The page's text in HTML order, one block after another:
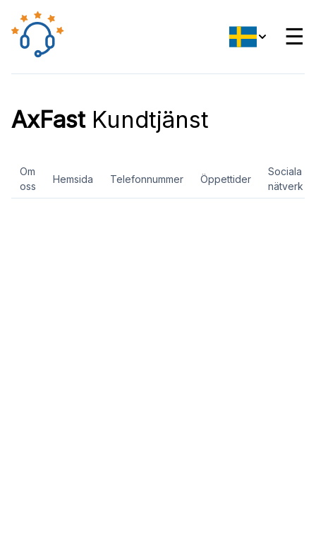
☰
AxFastKundtjänst
Om
oss
Hemsida Telefonnummer Öppettider
Sociala
nätverk